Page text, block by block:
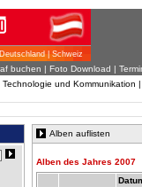
| Schweiz
buchen | Foto Download |
und Kommunikation
Alben auflisten
Alben des Jahres 2007